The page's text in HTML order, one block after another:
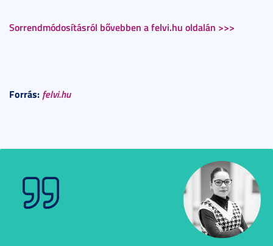
Sorrendmódosításról bővebben a felvi.hu oldalán >>>
Forrás: felvi.hu